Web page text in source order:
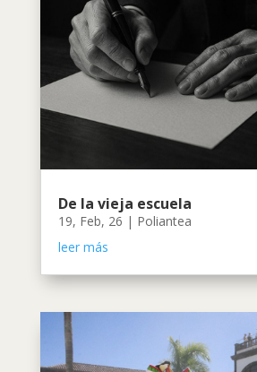
De la vieja escuela
19, Feb, 26 | Poliantea
leer más